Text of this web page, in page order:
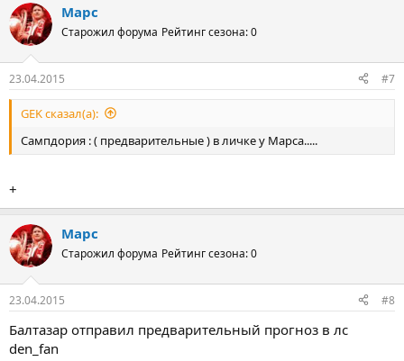
Марс
Старожил форума Рейтинг сезона: 0
23.04.2015 #7
GEK сказал(а):
Сампдория : ( предварительные ) в личке у Марса.....
+
Марс
Старожил форума Рейтинг сезона: 0
23.04.2015 #8
Балтазар отправил предварительный прогноз в лс
den_fan